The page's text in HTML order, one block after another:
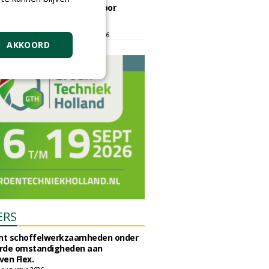
ontmoetingsplek voor
t/m vrijdag 18 september 2026
schoffelwerkzaamheden onder
omstandigheden aan
Flex.
AKKOORD